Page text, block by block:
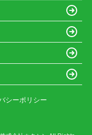
シーポリシー